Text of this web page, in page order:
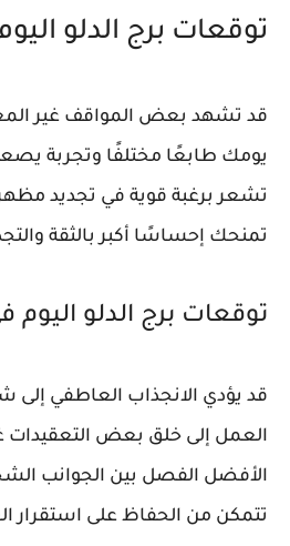
توقعات برج الدلو
قد تشهد بعض المواقف غير
يومك طابعًا مختلفًا وتجربة
تشعر برغبة قوية في تجديد
تمنحك إحساسًا أكبر بالثقة
توقعات برج الدلو اليوم
قد يؤدي الانجذاب العاطفي
العمل إلى خلق بعض التعقيدات
الأفضل الفصل بين الجوانب
تتمكن من الحفاظ على استقرار